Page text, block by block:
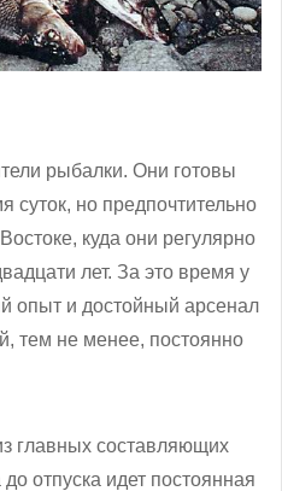
рыбалки. Они готовы
суток, но предпочтительно
куда они регулярно
лет. За это время у
опыт и достойный арсенал
тем не менее, постоянно
главных составляющих
отпуска идет постоянная